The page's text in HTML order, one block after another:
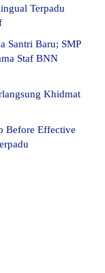
Terpadu
Santri Baru; SMP
Staf BNN
Khidmat
Before Effective